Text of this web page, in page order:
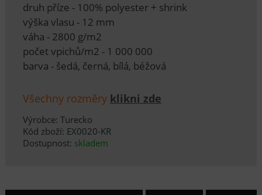
druh příze - 100% polyester + shrink
výška vlasu - 12 mm
váha - 2800 g/m2
počet vpichů/m2 - 1 000 000
barva - šedá, černá, bílá, béžová
Všechny rozměry klikni zde
Výrobce: Turecko
Kód zboží: EX0020-KR
Dostupnost: skladem